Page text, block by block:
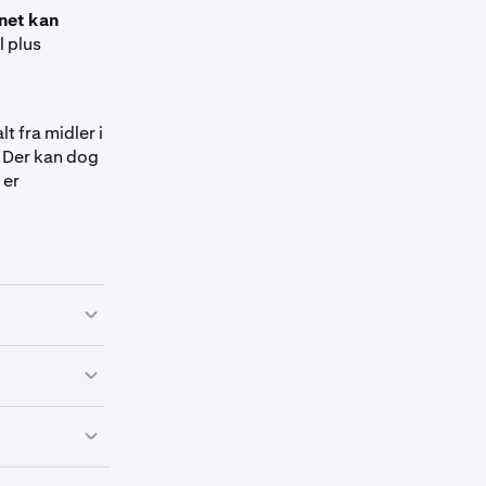
kan
plus
fra midler i
kan dog
til resten